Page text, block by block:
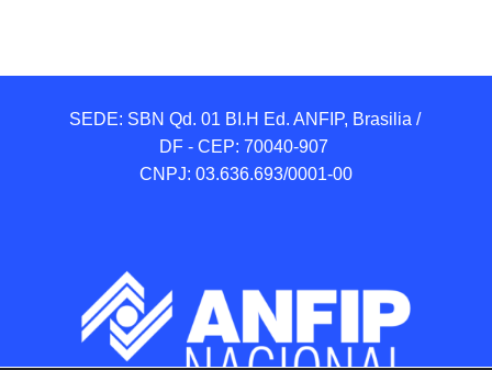
SEDE: SBN Qd. 01 BI.H Ed. ANFIP, Brasilia /
DF - CEP: 70040-907
CNPJ: 03.636.693/0001-00